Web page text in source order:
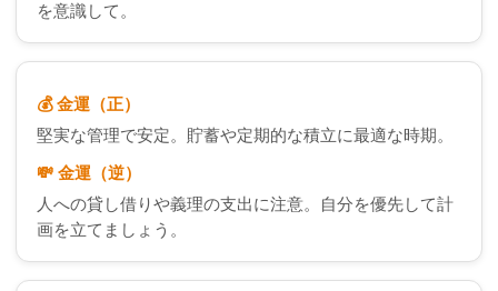
を意識して。
💰 金運（正）
堅実な管理で安定。貯蓄や定期的な積立に最適な時期。
💸 金運（逆）
人への貸し借りや義理の支出に注意。自分を優先して計
画を立てましょう。